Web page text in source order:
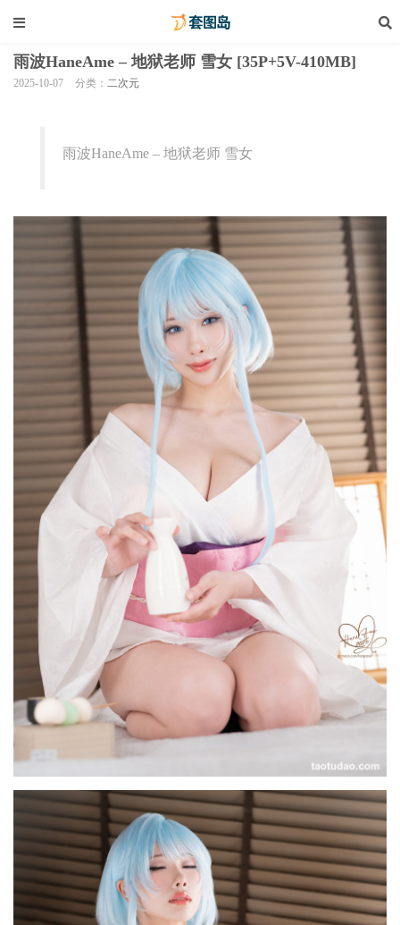
雨波HaneAme – 地狱老师 雪女 [35P+5V-410MB]
2025-10-07 分类： 二次元
雨波HaneAme – 地狱老师 雪女